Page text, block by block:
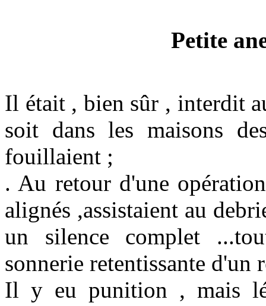
Petite
Il était , bien sûr , interdit
soit dans les maisons
fouillaient ;
. Au retour d'une
alignés ,assistaient au
un silence complet
sonnerie retentissante
Il y eu punition , mais